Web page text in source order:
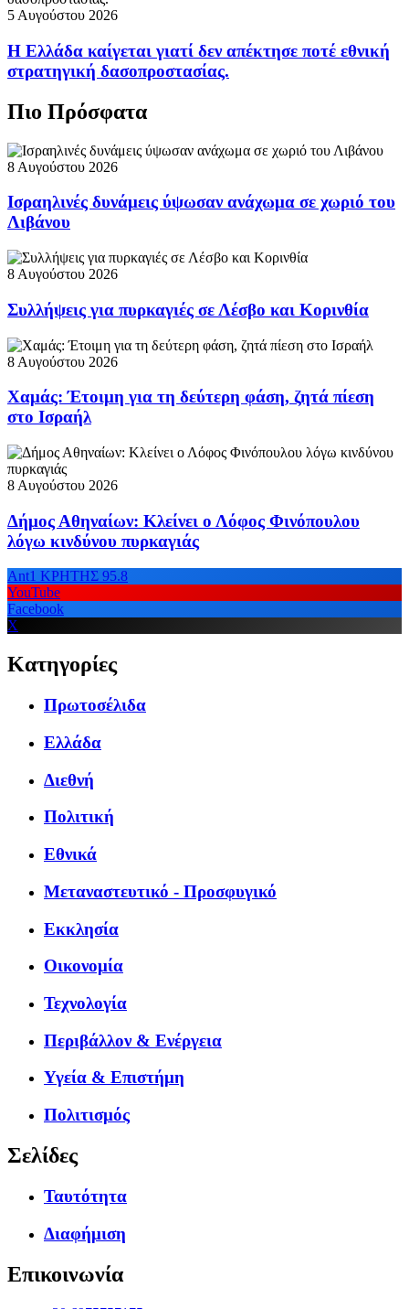
5 Αυγούστου 2026
Η Ελλάδα καίγεται γιατί δεν απέκτησε ποτέ εθνική
στρατηγική δασοπροστασίας.
Πιο Πρόσφατα
8 Αυγούστου 2026
Ισραηλινές δυνάμεις ύψωσαν ανάχωμα σε χωριό του
Λιβάνου
8 Αυγούστου 2026
Συλλήψεις για πυρκαγιές σε Λέσβο και Κορινθία
8 Αυγούστου 2026
Χαμάς: Έτοιμη για τη δεύτερη φάση, ζητά πίεση
στο Ισραήλ
8 Αυγούστου 2026
Δήμος Αθηναίων: Κλείνει ο Λόφος Φινόπουλου
λόγω κινδύνου πυρκαγιάς
Ant1 ΚΡΗΤΗΣ 95.8
YouTube
Facebook
X
Κατηγορίες
Πρωτοσέλιδα
Ελλάδα
Διεθνή
Πολιτική
Εθνικά
Μεταναστευτικό - Προσφυγικό
Εκκλησία
Οικονομία
Τεχνολογία
Περιβάλλον & Ενέργεια
Υγεία & Επιστήμη
Πολιτισμός
Σελίδες
Ταυτότητα
Διαφήμιση
Επικοινωνία